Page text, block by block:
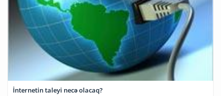
İnternetin taleyi necə olacaq?